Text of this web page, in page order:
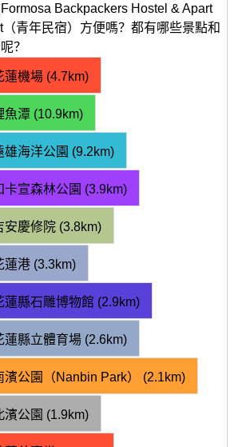
Backpackers Hostel & Apart
（青年民宿）方便嗎？都有哪些景點和
？
蓮機場 (4.7km)
魚潭 (10.9km)
雄海洋公園 (9.2km)
卡宣森林公園 (3.9km)
安慶修院 (3.8km)
蓮港 (3.3km)
蓮縣石雕博物館 (2.9km)
蓮縣立體育場 (2.6km)
濱公園（Nanbin Park） (2.1km)
濱公園 (1.9km)